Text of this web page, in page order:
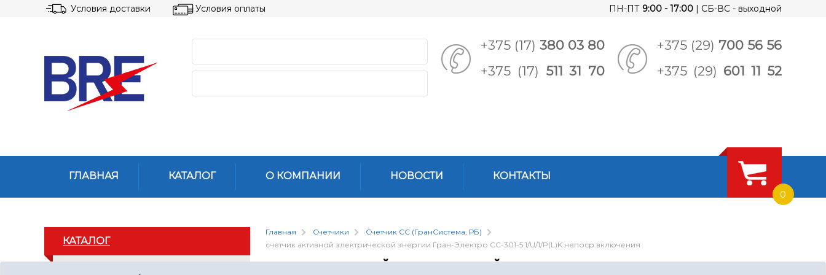
Условия доставки Условия оплаты ПН-ПТ 9:00 - 17:00 | СБ-ВС - выходной
+375 (17) 380 03 80
+375 (17) 511 31 70
+375 (29) 700 56 56
+375 (29) 601 11 52
ГЛАВНАЯ КАТАЛОГ О КОМПАНИИ НОВОСТИ КОНТАКТЫ
0
КАТАЛОГ
Главная Счетчики
Счетчик СС (ГранСистема, РБ)
счетчик активной электрической энергии Гран-Электро СС-301-5.1/U/1/P(L)K непоср.включения
счетчик активной электрической энергии